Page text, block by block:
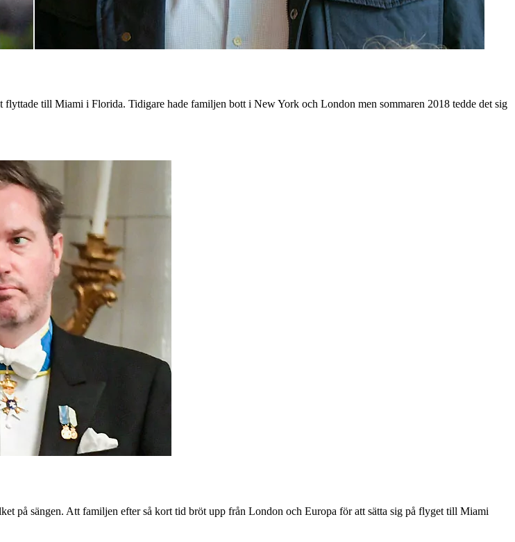
till Miami i Florida. Tidigare hade familjen bott i New York och London men sommaren 2018 tedde det sig
på sängen. Att familjen efter så kort tid bröt upp från London och Europa för att sätta sig på flyget till Miami